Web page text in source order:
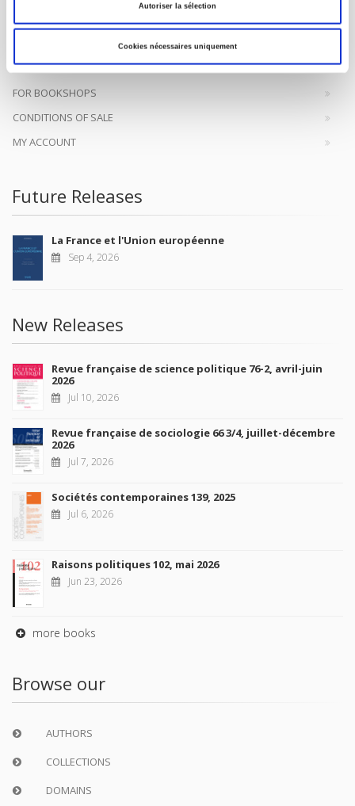
Autoriser la sélection
Cookies nécessaires uniquement
FOREIGN RIGHTS
FOR BOOKSHOPS
CONDITIONS OF SALE
MY ACCOUNT
Future Releases
La France et l'Union européenne
Sep 4, 2026
New Releases
Revue française de science politique 76-2, avril-juin
2026
Jul 10, 2026
Revue française de sociologie 66 3/4, juillet-décembre
2026
Jul 7, 2026
Sociétés contemporaines 139, 2025
Jul 6, 2026
Raisons politiques 102, mai 2026
Jun 23, 2026
more books
Browse our
AUTHORS
COLLECTIONS
DOMAINS